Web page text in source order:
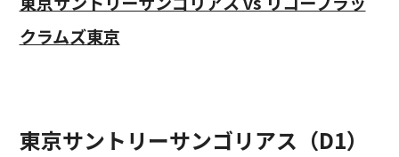
クラムズ東京
東京サントリーサンゴリアス（D1）